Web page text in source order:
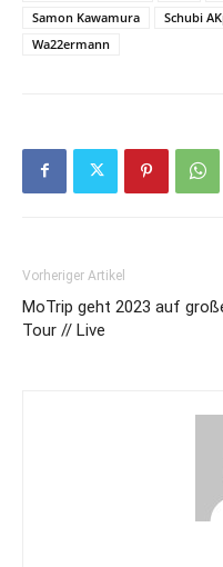
Samon Kawamura
Schubi
Wa22ermann
Vorheriger Artikel
MoTrip geht 2023 auf
Tour // Live